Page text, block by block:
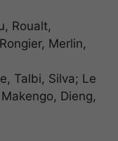
Roualt,
Merlin,
Talbi, Silva; Le
Dieng,